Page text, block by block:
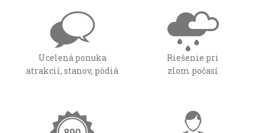
Ucelená ponuka
atrakcií, stanov, pódiá
Riešenie pri
zlom počasí